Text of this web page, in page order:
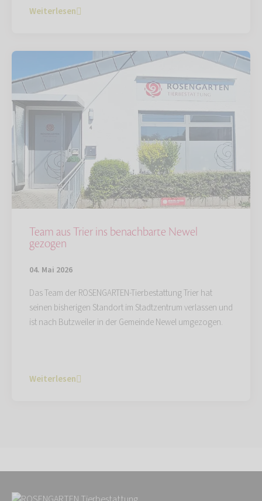
Weiterlesen
Team aus Trier ins benachbarte Newel
gezogen
04. Mai 2026
Das Team der ROSENGARTEN-Tierbestattung Trier hat
seinen bisherigen Standort im Stadtzentrum verlassen und
ist nach Butzweiler in der Gemeinde Newel umgezogen.
Weiterlesen